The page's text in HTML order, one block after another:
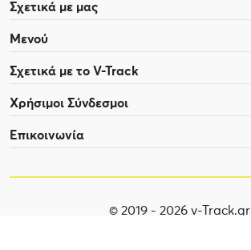
Σχετικά με μας
Μενού
Σχετικά με το V-Track
Χρήσιμοι Σύνδεσμοι
Επικοινωνία
© 2019 - 2026 v-Track.gr